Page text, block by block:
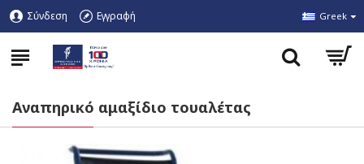
Σύνδεση Εγγραφή Greek
Αναπηρικό αμαξίδιο τουαλέτας